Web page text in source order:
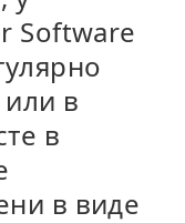
Software
или в
в
в виде